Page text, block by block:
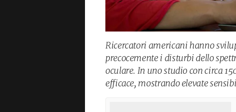
Ricercatori americani hanno
precocemente i disturbi dello
oculare. In uno studio con circa
efficace, mostrando elevate